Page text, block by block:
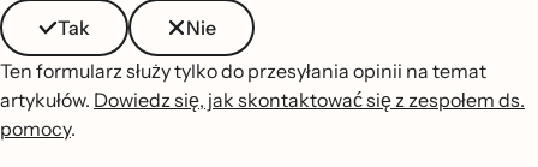
Tak
Nie
Ten formularz służy tylko do przesyłania opinii na temat
artykułów. Dowiedz się, jak skontaktować się z zespołem ds.
pomocy.